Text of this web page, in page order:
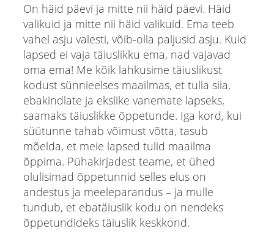
On häid päevi ja mitte nii häid päevi. Häid
valikuid ja mitte nii häid valikuid. Ema teeb
vahel asju valesti, võib-olla paljusid asju. Kuid
lapsed ei vaja täiuslikku ema, nad vajavad
oma ema! Me kõik lahkusime täiuslikust
kodust sünnieelses maailmas, et tulla siia,
ebakindlate ja ekslike vanemate lapseks,
saamaks täiuslikke õppetunde. Iga kord, kui
süütunne tahab võimust võtta, tasub
mõelda, et meie lapsed tulid maailma
õppima. Pühakirjadest teame, et ühed
olulisimad õppetunnid selles elus on
andestus ja meeleparandus – ja mulle
tundub, et ebatäiuslik kodu on nendeks
õppetundideks täiuslik keskkond.